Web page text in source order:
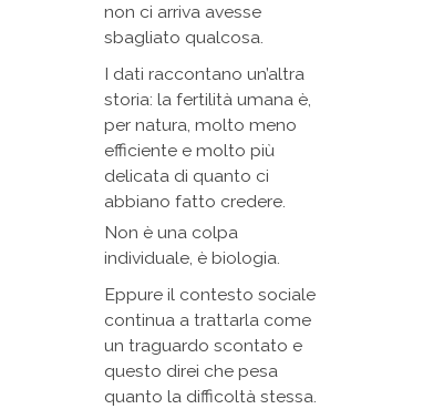
non ci arriva avesse
sbagliato qualcosa.
I dati raccontano un’altra
storia: la fertilità umana è,
per natura, molto meno
efficiente e molto più
delicata di quanto ci
abbiano fatto credere.
Non è una colpa
individuale, è biologia.
Eppure il contesto sociale
continua a trattarla come
un traguardo scontato e
questo direi che pesa
quanto la difficoltà stessa.